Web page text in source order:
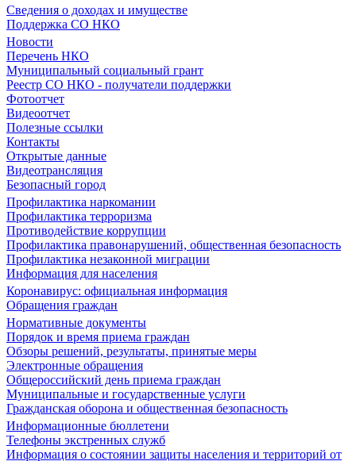
Сведения о доходах и имуществе
Поддержка СО НКО
Новости
Перечень НКО
Муниципальный социальный грант
Реестр СО НКО - получатели поддержки
Фотоотчет
Видеоотчет
Полезные ссылки
Контакты
Открытые данные
Видеотрансляция
Безопасный город
Профилактика наркомании
Профилактика терроризма
Противодействие коррупции
Профилактика правонарушений, общественная безопасность
Профилактика незаконной миграции
Информация для населения
Коронавирус: официальная информация
Обращения граждан
Нормативные документы
Порядок и время приема граждан
Обзоры решений, результаты, принятые меры
Электронные обращения
Общероссийский день приема граждан
Муниципальные и государственные услуги
Гражданская оборона и общественная безопасность
Информационные бюллетени
Телефоны экстренных служб
Информация о состоянии защиты населения и территорий от